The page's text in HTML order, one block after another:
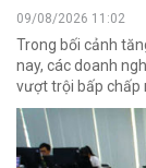
09/08/2026 11:02
Trong bối cảnh
nay, các doanh
vượt trội bấp chấp